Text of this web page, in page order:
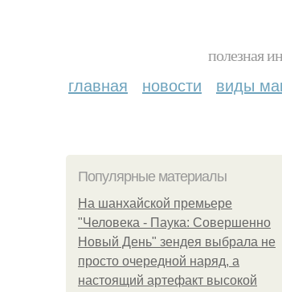
полезная
главная новости виды
Популярные материалы
На шанхайской премьере
"Человека - Паука: Совершенно
Новый День" зендея выбрала не
просто очередной наряд, а
настоящий артефакт высокой